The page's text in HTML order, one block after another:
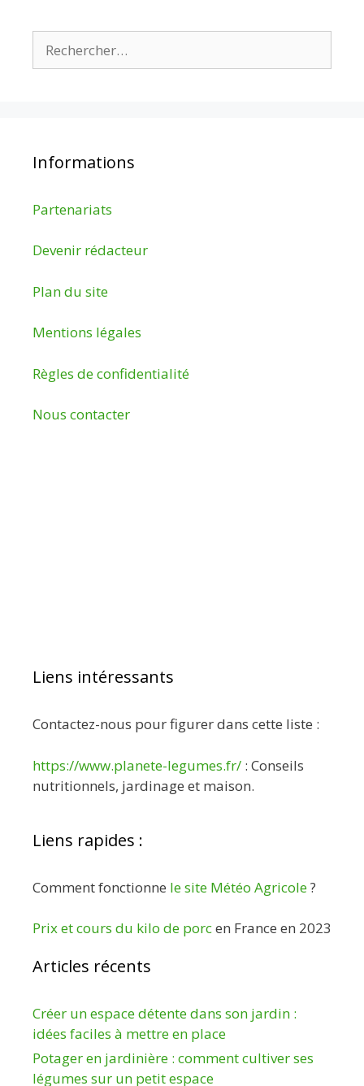
Informations
Partenariats
Devenir rédacteur
Plan du site
Mentions légales
Règles de confidentialité
Nous contacter
Liens intéressants
Contactez-nous pour figurer dans cette liste :
https://www.planete-legumes.fr/ : Conseils
nutritionnels, jardinage et maison.
Liens rapides :
Comment fonctionne le site Météo Agricole?
Prix et cours du kilo de porcen France en 2023
Articles récents
Créer un espace détente dans son jardin :
idées faciles à mettre en place
Potager en jardinière : comment cultiver ses
légumes sur un petit espace